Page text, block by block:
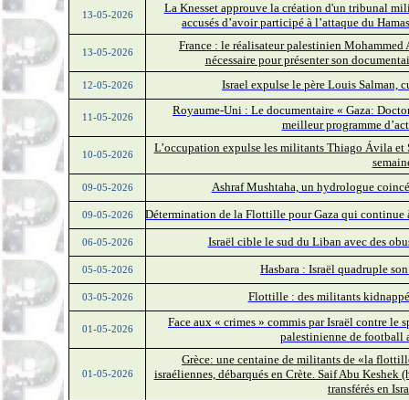
13-05-2026
La Knesset approuve la création d'un tribunal
accusés d’avoir participé à l’attaque du
13-05-2026
France : le réalisateur palestinien Mohammed
nécessaire pour présenter son
12-05-2026 Israel expulse le père Louis Salman,
11-05-2026
Royaume-Uni : Le documentaire « Gaza:
meilleur programme
10-05-2026
L’occupation expulse les militants Thiago Ávila
09-05-2026 Ashraf Mushtaha, un hydrologue
09-05-2026 Détermination de la Flottille pour Gaza qui continue
06-05-2026 Israël cible le sud du Liban avec des
05-05-2026 Hasbara : Israël quadruple
03-05-2026 Flottille : des militants
01-05-2026
Face aux « crimes » commis par Israël contre
palestinienne de football
01-05-2026
Grèce: une centaine de militants de «la
israéliennes, débarqués en Crète. Saif Abu
transférés en